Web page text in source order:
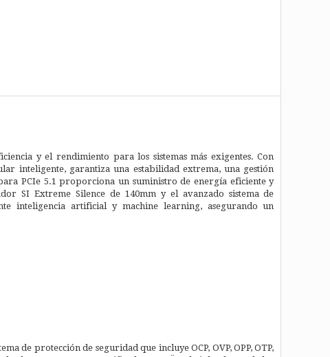
y el rendimiento para los sistemas más exigentes. Con
inteligente, garantiza una estabilidad extrema, una gestión
PCIe 5.1 proporciona un suministro de energía eficiente y
SI Extreme Silence de 140mm y el avanzado sistema de
inteligencia artificial y machine learning, asegurando un
de protección de seguridad que incluye OCP, OVP, OPP, OTP,